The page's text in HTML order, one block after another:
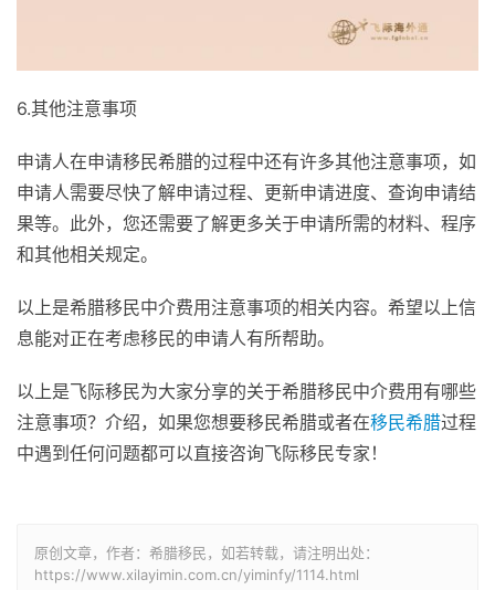
6.其他注意事项
申请人在申请移民希腊的过程中还有许多其他注意事项，如
申请人需要尽快了解申请过程、更新申请进度、查询申请结
果等。此外，您还需要了解更多关于申请所需的材料、程序
和其他相关规定。
以上是希腊移民中介费用注意事项的相关内容。希望以上信
息能对正在考虑移民的申请人有所帮助。
以上是飞际移民为大家分享的关于希腊移民中介费用有哪些
注意事项？介绍，如果您想要移民希腊或者在移民希腊过程
中遇到任何问题都可以直接咨询飞际移民专家！
原创文章，作者：希腊移民，如若转载，请注明出处：
https://www.xilayimin.com.cn/yiminfy/1114.html